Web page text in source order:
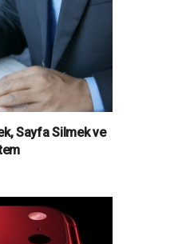
Sayfa Silmek ve